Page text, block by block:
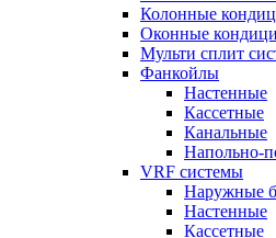
Колонные
Оконные
Мульти сплит
Фанкойлы
Настенные
Кассетные
Канальные
Напольно-
VRF системы
Наружные
Настенные
Кассетные